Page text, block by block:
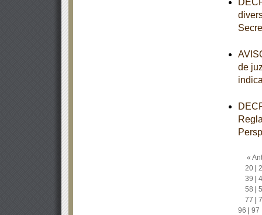
de
«
20|
39
58
77
96
97